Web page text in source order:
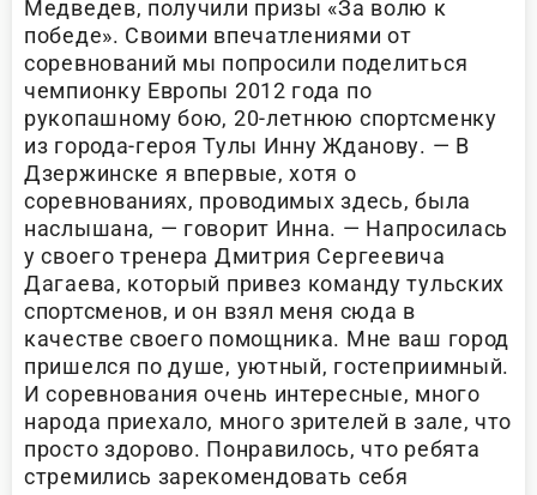
Медведев, получили призы «За волю к
победе». Своими впечатлениями от
соревнований мы попросили поделиться
чемпионку Европы 2012 года по
рукопашному бою, 20-летнюю спортсменку
из города-героя Тулы Инну Жданову. — В
Дзержинске я впервые, хотя о
соревнованиях, проводимых здесь, была
наслышана, — говорит Инна. — Напросилась
у своего тренера Дмитрия Сергеевича
Дагаева, который привез команду тульских
спортсменов, и он взял меня сюда в
качестве своего помощника. Мне ваш город
пришелся по душе, уютный, гостеприимный.
И соревнования очень интересные, много
народа приехало, много зрителей в зале, что
просто здорово. Понравилось, что ребята
стремились зарекомендовать себя